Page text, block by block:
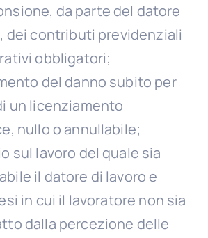
da parte del datore
dei contributi previdenziali
obbligatori;
del danno subito per
un licenziamento
nullo o annullabile;
sul lavoro del quale sia
il datore di lavoro e
in cui il lavoratore non sia
dalla percezione delle